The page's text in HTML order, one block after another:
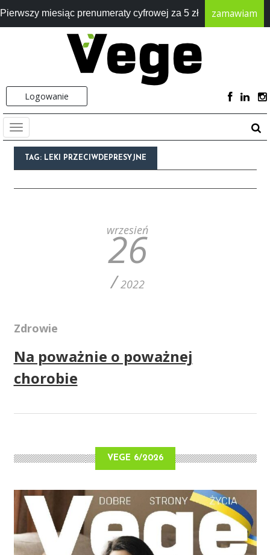
Pierwszy miesiąc prenumeraty cyfrowej za 5 zł zamawiam
Logowanie
TAG: LEKI PRZECIWDEPRESYJNE
wrzesień
26
/ 2022
Zdrowie
Na poważnie o poważnej
chorobie
VEGE 6/2026